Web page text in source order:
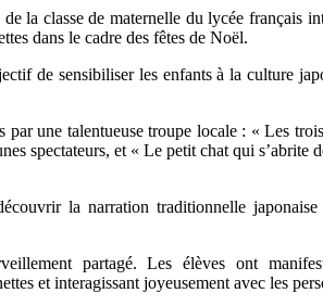
la classe de maternelle du lycée français
dans le cadre des fêtes de Noël.
de sensibiliser les enfants à la culture
par une talentueuse troupe locale : « Les
spectateurs, et « Le petit chat qui s’abrite
la narration traditionnelle japonaise
partagé. Les élèves ont
et interagissant joyeusement avec les